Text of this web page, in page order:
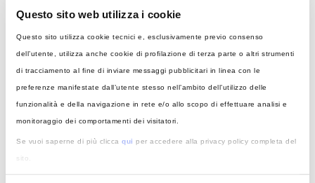
Questo sito web utilizza i cookie
Questo sito utilizza cookie tecnici e, esclusivamente previo consenso
dell’utente, utilizza anche cookie di profilazione di terza parte o altri strumenti
di tracciamento al fine di inviare messaggi pubblicitari in linea con le
preferenze manifestate dall’utente stesso nell’ambito dell’utilizzo delle
funzionalità e della navigazione in rete e/o allo scopo di effettuare analisi e
monitoraggio dei comportamenti dei visitatori.
Se vuoi saperne di più clicca qui per accedere alla privacy policy completa del
sito.
Tecnologia e stndard:verso la
ricarica universale
Charging System)è ormai dominante in Europa e
consente l’accesso alla maggior parte delle
infrastrutture.